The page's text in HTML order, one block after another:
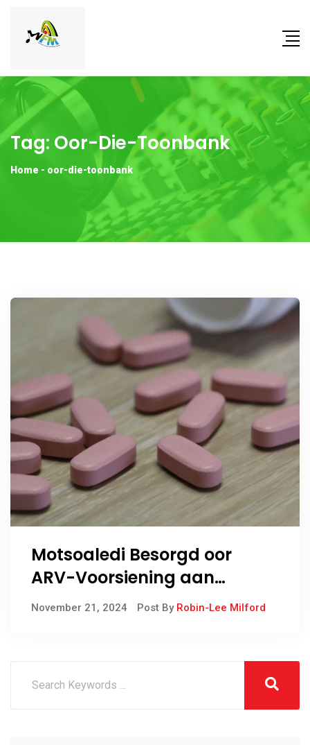
Tag: Oor-Die-Toonbank
Home - oor-die-toonbank
Motsoaledi Besorgd oor
ARV-Voorsiening aan
Onwettige Mynwerkers in
November 21, 2024 Post By Robin-Lee Milford